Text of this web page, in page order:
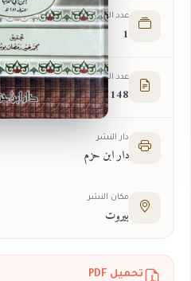
عدد الأجزاء
1
عدد الصفحات
148
دار النشر
دار ابن حزم
مكان النشر
بيروت
تحميل PDF